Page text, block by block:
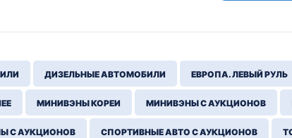
ДИЗЕЛЬНЫЕ АВТОМОБИЛИ ЕВРОПА. ЛЕВЫЙ РУЛЬ
МИНИВЭНЫ КОРЕИ МИНИВЭНЫ С АУКЦИОНОВ
С АУКЦИОНОВ СПОРТИВНЫЕ АВТО С АУКЦИОНОВ